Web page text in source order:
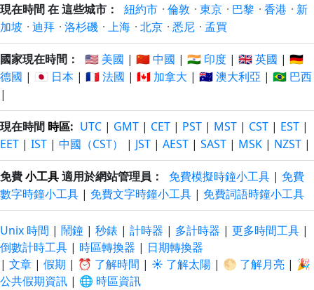
現在時間 在 這些城市： 紐約市 · 倫敦 · 東京 · 巴黎 · 香港 · 新
加坡 · 迪拜 · 洛杉磯 · 上海 · 北京 · 悉尼 · 孟買
國家現在時間： 🇺🇸 美國 | 🇨🇳 中國 | 🇮🇳 印度 | 🇬🇧 英國 | 🇩🇪
德國 | 🇯🇵 日本 | 🇫🇷 法國 | 🇨🇦 加拿大 | 🇦🇺 澳大利亞 | 🇧🇷 巴西
|
現在時間 時區: UTC | GMT | CET | PST | MST | CST | EST |
EET | IST | 中國（CST） | JST | AEST | SAST | MSK | NZST |
免費小工具適用於網站管理員： 免費模擬時鐘小工具 | 免費
數字時鐘小工具 | 免費文字時鐘小工具 | 免費詞語時鐘小工具
Unix 時間 | 鬧鐘 | 秒錶 | 計時器 | 多計時器 | 更多時間工具 |
倒數計時工具 | 時區轉換器 | 日期轉換器
| 文章 | 假期 | ⏰ 了解時間 | ☀️ 了解太陽 | 🌕 了解月亮 | 🎉
公共假期資訊 | 🌐 時區資訊